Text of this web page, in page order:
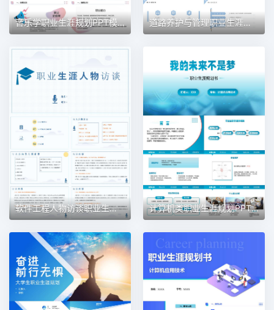
音乐学职业生涯规划PPT模板 道路养护与管理职业生涯规划PPT模板
软件工程人物访谈职业生涯规划PPT模板 计算机类职业生涯规划PPT模板